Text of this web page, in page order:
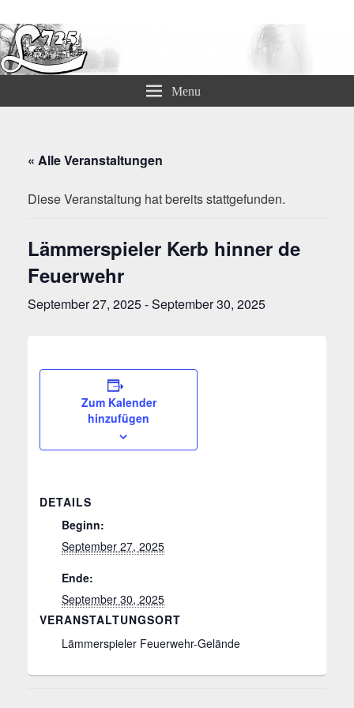
Lämmerspieler Ortsvereine
Menu
« Alle Veranstaltungen
Diese Veranstaltung hat bereits stattgefunden.
Lämmerspieler Kerb hinner de
Feuerwehr
September 27, 2025-September 30, 2025
Zum Kalender
hinzufügen
DETAILS
Beginn:
September 27, 2025
Ende:
September 30, 2025
VERANSTALTUNGSORT
Lämmerspieler Feuerwehr-Gelände